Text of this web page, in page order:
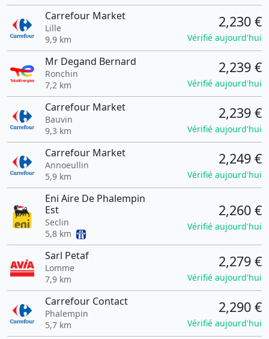
Carrefour Market
Lille
9,9 km
2,230 €
Vérifié aujourd'hui
Mr Degand Bernard
Ronchin
7,2 km
2,239 €
Vérifié aujourd'hui
Carrefour Market
Bauvin
9,3 km
2,239 €
Vérifié aujourd'hui
Carrefour Market
Annoeullin
5,9 km
2,249 €
Vérifié aujourd'hui
Eni Aire De Phalempin
Est
Seclin
5,8 km
2,260 €
Vérifié aujourd'hui
Sarl Petaf
Lomme
7,9 km
2,279 €
Vérifié aujourd'hui
Carrefour Contact
Phalempin
5,7 km
2,290 €
Vérifié aujourd'hui